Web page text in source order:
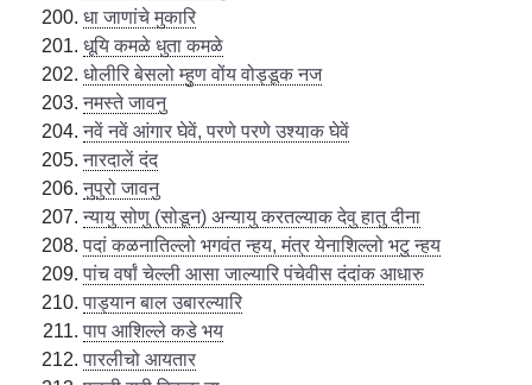
धा जाणांचे मुकारि
धूयि कमळे धुता कमळे
धोलीरि बेसलो म्हुण वोंय वोड्डूक नज
नमस्ते जावनु
नवें नवें आंगार घेवें, परणे परणे उश्याक घेवें
नारदालें दंद
नुपुरो जावनु
न्यायु सोणु (सोडून) अन्यायु करतल्याक देवु हातु दीना
पदां कळनातिल्लो भगवंत न्हय, मंत्र येनाशिल्लो भटु न्हय
पांच वर्षां चेल्ली आसा जाल्यारि पंचेवीस दंदांक आधारु
पाड्यान बाल उबारल्यारि
पाप आशिल्ले कडे भय
पारलीचो आयतार